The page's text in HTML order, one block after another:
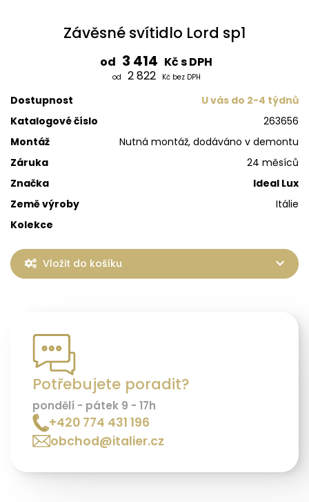
Závěsné svítidlo Lord sp1
od 3 414 Kč s DPH
od 2 822 Kč bez DPH
Dostupnost
U vás do 2-4 týdnů
Katalogové číslo
263656
Montáž
Nutná montáž, dodáváno v demontu
Záruka
24 měsíců
Značka
Ideal Lux
Země výroby
Itálie
Kolekce
Vložit do košíku
Potřebujete poradit?
pondělí - pátek 9 - 17h
+420 774 431 196
obchod@italier.cz